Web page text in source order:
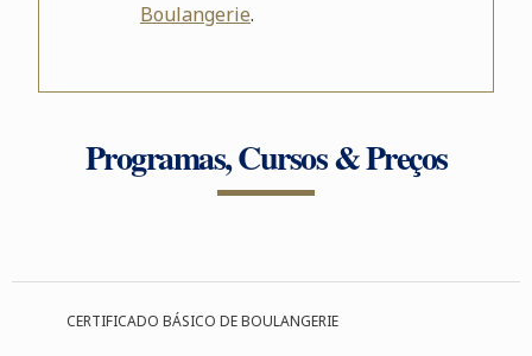
Boulangerie.
Programas, Cursos & Preços
CERTIFICADO BÁSICO DE BOULANGERIE